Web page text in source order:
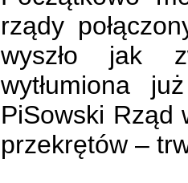
rządy
wyszło jak
wytłumiona
PiSowski Rząd
przekrętów –